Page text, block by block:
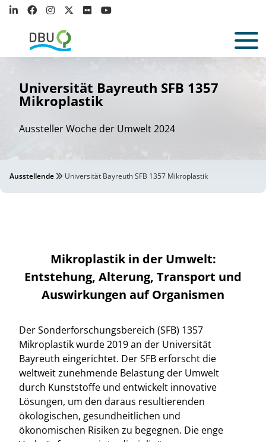
Universität Bayreuth SFB 1357
Mikroplastik
Aussteller Woche der Umwelt 2024
Ausstellende Universität Bayreuth SFB 1357 Mikroplastik
Mikroplastik in der Umwelt:
Entstehung, Alterung, Transport und
Auswirkungen auf Organismen
Der Sonderforschungsbereich (SFB) 1357
Mikroplastik wurde 2019 an der Universität
Bayreuth eingerichtet. Der SFB erforscht die
weltweit zunehmende Belastung der Umwelt
durch Kunststoffe und entwickelt innovative
Lösungen, um den daraus resultierenden
ökologischen, gesundheitlichen und
ökonomischen Risiken zu begegnen. Die enge